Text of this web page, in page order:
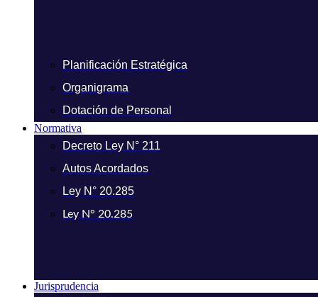
Planificación Estratégica
Organigrama
Dotación de Personal
Normativa
Decreto Ley N° 211
Autos Acordados
Ley N° 20.285
Ley N° 20.285
Jurisprudencia